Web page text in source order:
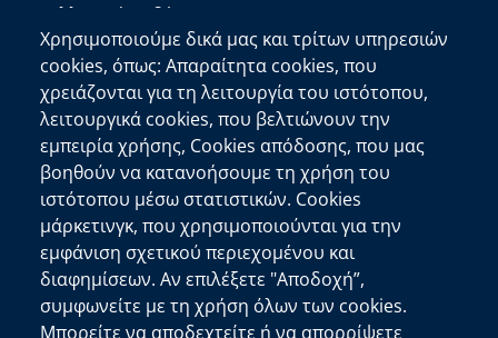
Ελληνική Κυβέρνηση
Ευρωπαϊκή Επιτροπή
Πληροφορίες Ιστότοπου
Διαύγεια
Δήλωση Προσβασιμότητας
Χρησιμοποιούμε δικά μας και τρίτων υπηρεσιών
cookies, όπως: Απαραίτητα cookies, που
χρειάζονται για τη λειτουργία του ιστότοπου,
λειτουργικά cookies, που βελτιώνουν την
εμπειρία χρήσης, Cookies απόδοσης, που μας
βοηθούν να κατανοήσουμε τη χρήση του
ιστότοπου μέσω στατιστικών. Cookies
μάρκετινγκ, που χρησιμοποιούνται για την
εμφάνιση σχετικού περιεχομένου και
διαφημίσεων. Αν επιλέξετε "Αποδοχή”,
συμφωνείτε με τη χρήση όλων των cookies.
Μπορείτε να αποδεχτείτε ή να απορρίψετε
copyright © 2026Δ/νση Πληροφορικής και
Επικοινωνιών| Ανάπτυξη: Τμ. Σχεδιασμού και
Υποστήριξης Συστημάτων & Αιγαίου Solutions